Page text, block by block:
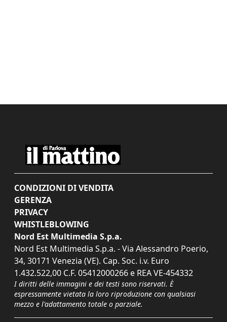
CONDIZIONI DI VENDITA
GERENZA
PRIVACY
WHISTLEBLOWING
Nord Est Multimedia S.p.a.
Nord Est Multimedia S.p.a. - Via Alessandro Poerio,
34, 30171 Venezia (VE). Cap. Soc. i.v. Euro
1.432.522,00 C.F. 05412000266 e REA VE-454332
I diritti delle immagini e dei testi sono riservati. È
espressamente vietata la loro riproduzione con qualsiasi
mezzo e l'adattamento totale o parziale.